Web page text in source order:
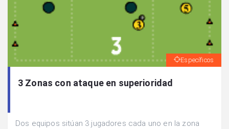
Específicos
3 Zonas con ataque en superioridad
Dos equipos sitúan 3 jugadores cada uno en la zona